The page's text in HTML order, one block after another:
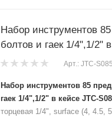
Набор инструментов
болтов и гаек 1/4",1/2"
Арт.: JTC-
Набор инструментов 85
гаек 1/4",1/2" в кейсе JTC-
торцевая 1/4", surface (4, 4.5,